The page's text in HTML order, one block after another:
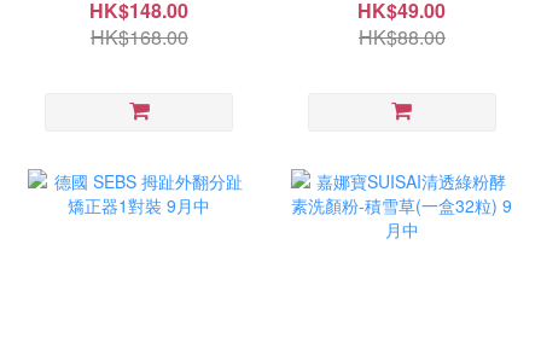
HK$148.00
HK$168.00
HK$49.00
HK$88.00